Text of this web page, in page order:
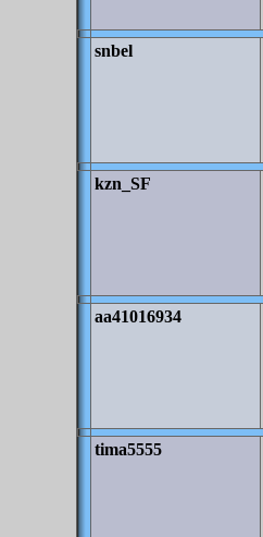
snbel
kzn_SF
aa41016934
tima5555